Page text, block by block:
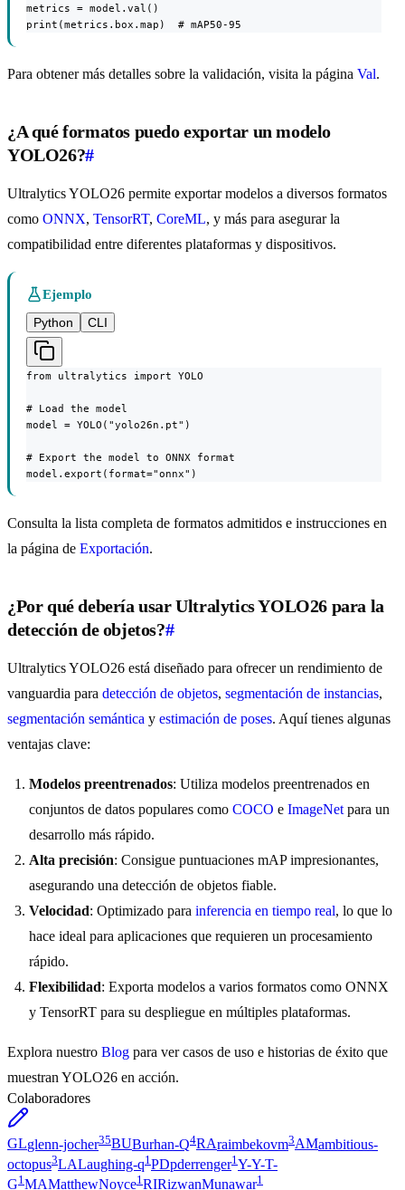
metrics = model.val()
print(metrics.box.map)  # mAP50-95
Para obtener más detalles sobre la validación, visita la página Val.
¿A qué formatos puedo exportar un modelo
YOLO26?#
Ultralytics YOLO26 permite exportar modelos a diversos formatos
como ONNX, TensorRT, CoreML, y más para asegurar la
compatibilidad entre diferentes plataformas y dispositivos.
Ejemplo
Python
CLI
from ultralytics import YOLO
# Load the model
model = YOLO("yolo26n.pt")
# Export the model to ONNX format
model.export(format="onnx")
Consulta la lista completa de formatos admitidos e instrucciones en
la página de Exportación.
¿Por qué debería usar Ultralytics YOLO26 para la
detección de objetos?#
Ultralytics YOLO26 está diseñado para ofrecer un rendimiento de
vanguardia para detección de objetos, segmentación de instancias,
segmentación semántica y estimación de poses. Aquí tienes algunas
ventajas clave:
Modelos preentrenados: Utiliza modelos preentrenados en
conjuntos de datos populares como COCO e ImageNet para un
desarrollo más rápido.
Alta precisión: Consigue puntuaciones mAP impresionantes,
asegurando una detección de objetos fiable.
Velocidad: Optimizado para inferencia en tiempo real, lo que lo
hace ideal para aplicaciones que requieren un procesamiento
rápido.
Flexibilidad: Exporta modelos a varios formatos como ONNX
y TensorRT para su despliegue en múltiples plataformas.
Explora nuestro Blog para ver casos de uso e historias de éxito que
muestran YOLO26 en acción.
Colaboradores
GLglenn-jocher35BUBurhan-Q4RAraimbekovm3AMambitious-
octopus3LALaughing-q1 PDpderrenger1 Y-Y-T-
G1MAMatthewNoyce1RIRizwanMunawar1